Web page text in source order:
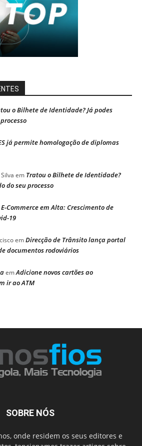
o Bilhete de Identidade? Já podes
já permite homologação de diplomas
em Tratou o Bilhete de Identidade?
do seu processo
E-Commerce em Alta: Crescimento de
19
emDirecção de Trânsito lança portal
documentos rodoviários
emAdicione novos cartões ao
ir ao ATM
SOBRE NÓS
onde residem os seus editores e